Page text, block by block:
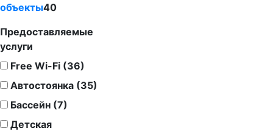
объекты40
Предоставляемые
услуги
Free Wi-Fi (36)
Автостоянка (35)
Бассейн (7)
Детская